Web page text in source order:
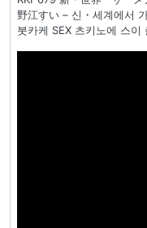
野江すい – 신・세계에서
붓카케 SEX 츠키노에 스이